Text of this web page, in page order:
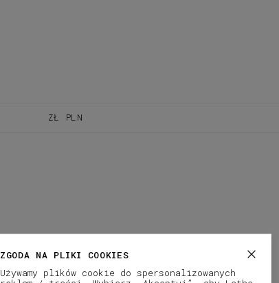
ZŁ PLN
ZGODA NA PLIKI COOKIES
Używamy plików cookie do spersonalizowanych